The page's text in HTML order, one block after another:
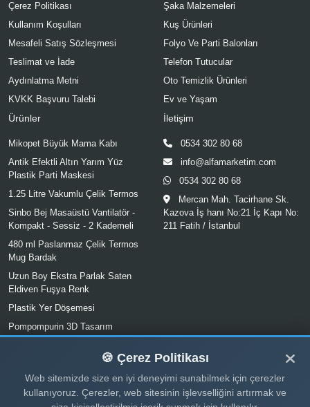
Çerez Politikası
Kullanım Koşulları
Mesafeli Satış Sözleşmesi
Teslimat ve İade
Aydınlatma Metni
KVKK Başvuru Talebi
Şaka Malzemeleri
Kuş Ürünleri
Folyo Ve Parti Balonları
Telefon Tutucular
Oto Temizlik Ürünleri
Ev ve Yaşam
Ürünler
Mikopet Büyük Mama Kabı
Antik Efektli Altın Yarım Yüz
Plastik Parti Maskesi
1.25 Litre Vakumlu Çelik Termos
Sinbo Bej Masaüstü Vantilatör -
Kompakt - Sessiz - 2 Kademeli
480 ml Paslanmaz Çelik Termos
Mug Bardak
Uzun Boy Ekstra Parlak Saten
Eldiven Fuşya Renk
Plastik Yer Döşemesi
Pompompurin 3D Tasarım
Seramik Kupa Bardak
İletişim
0534 302 80 68
info@alfamarketim.com
0534 302 80 68
Mercan Mah. Tacirhane Sk.
Kazova İş hanı No:21 İç Kapı No:
211 Fatih / İstanbul
🍪 Çerez Politikası
Web sitemizde size en iyi deneyimi sunabilmek için çerezler
kullanıyoruz. Çerezler, web sitesinin işlevselliğini artırmak ve